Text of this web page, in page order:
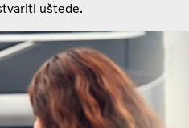
uštede.